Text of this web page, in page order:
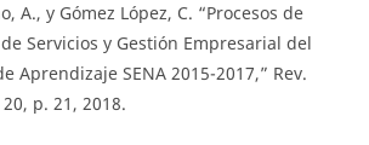
A., y Gómez López, C. “Procesos de
Servicios y Gestión Empresarial del
Aprendizaje SENA 2015-2017,” Rev.
p. 21, 2018.